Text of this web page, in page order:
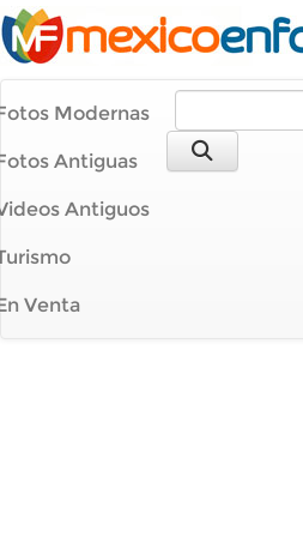
Modernas
Antiguas
Antiguos
Venta